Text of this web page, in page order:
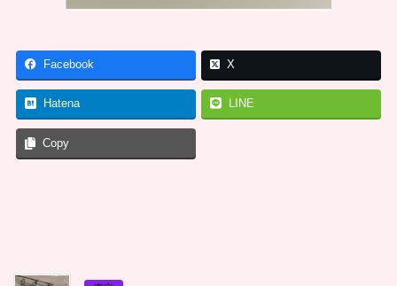
Facebook X
Hatena LINE
Copy